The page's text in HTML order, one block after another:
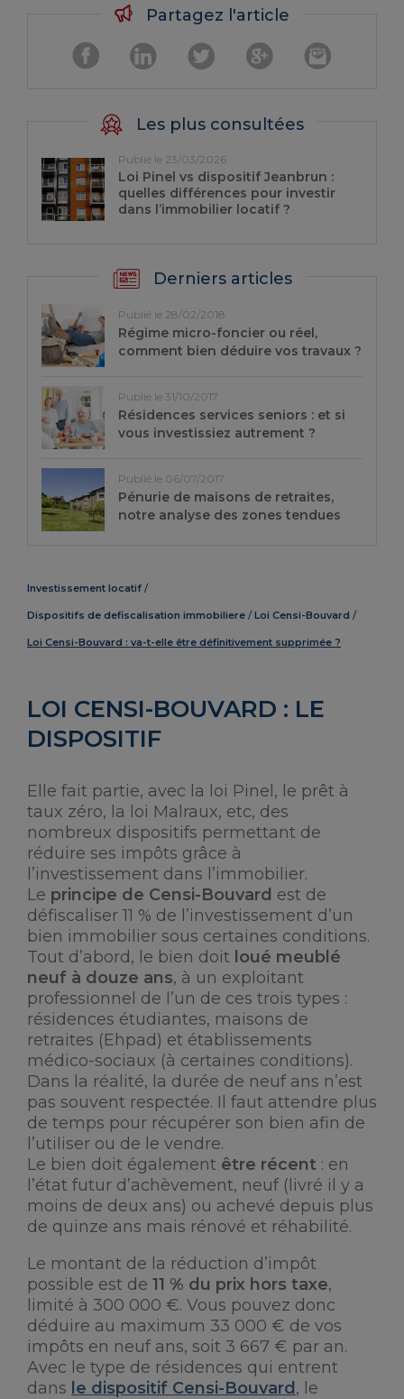
Investissement locatif
Dispositifs de defiscalisation immobiliere Loi Censi-Bouvard
Loi Censi-Bouvard : va-t-elle être définitivement supprimée ?
LOI CENSI-BOUVARD : LE
DISPOSITIF
Elle fait partie, avec la loi Pinel, le prêt à
taux zéro, la loi Malraux, etc, des
nombreux dispositifs permettant de
réduire ses impôts grâce à
l’investissement dans l’immobilier.
Le principe de Censi-Bouvard est de
défiscaliser 11 % de l’investissement d’un
bien immobilier sous certaines conditions.
Tout d’abord, le bien doit loué meublé
neuf à douze ans, à un exploitant
professionnel de l’un de ces trois types :
résidences étudiantes, maisons de
retraites (Ehpad) et établissements
médico-sociaux (à certaines conditions).
Dans la réalité, la durée de neuf ans n’est
pas souvent respectée. Il faut attendre plus
de temps pour récupérer son bien afin de
l’utiliser ou de le vendre.
Le bien doit également être récent : en
l’état futur d’achèvement, neuf (livré il y a
moins de deux ans) ou achevé depuis plus
de quinze ans mais rénové et réhabilité.
Le montant de la réduction d’impôt
possible est de 11 % du prix hors taxe,
limité à 300 000 €. Vous pouvez donc
déduire au maximum 33 000 € de vos
impôts en neuf ans, soit 3 667 € par an.
Avec le type de résidences qui entrent
dans le dispositif Censi-Bouvard , le
Partagez l'article
Les plus consultées
Publié le 23/03/2026
Loi Pinel vs dispositif Jeanbrun :
quelles différences pour investir
dans l’immobilier locatif ?
Derniers articles
Publié le 28/02/2018
Régime micro-foncier ou réel,
comment bien déduire vos travaux ?
Publié le 31/10/2017
Résidences services seniors : et si
vous investissiez autrement ?
Publié le 06/07/2017
Pénurie de maisons de retraites,
notre analyse des zones tendues